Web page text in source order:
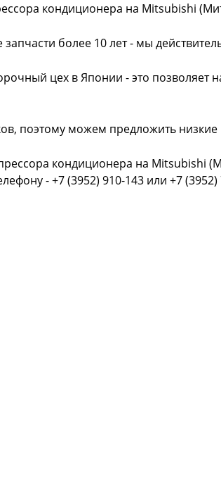
кондиционера на Mitsubishi
более 10 лет - мы
цех в Японии - это позволяет
поэтому можем предложить
кондиционера на Mitsubishi
- +7 (3952) 910-143 или +7 (3952)